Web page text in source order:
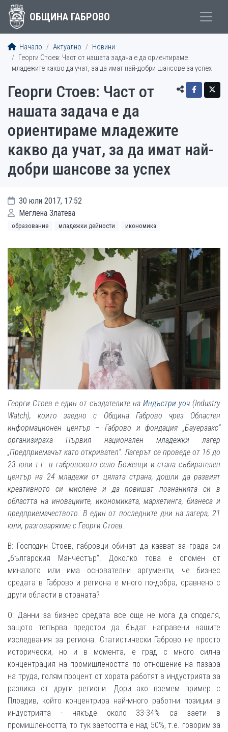
ОБЩИНА ГАБРОВО
Начало Актуално
Новини
Георги Стоев: Част от нашата задача е да ориентираме
младежите какво да учат, за да имат най-добри шансове за успех
Георги Стоев: Част от
нашата задача е да
ориентираме младежите
какво да учат, за да имат най-
добри шансове за успех
30 юли 2017, 17:52
Меглена Златева
образование младежки дейности икономика
Георги Стоев е един от създателите на Индъстри уоч (Industry
Watch), които заедно с Община Габрово чрез Областен
информационен център – Габрово и фондация „Бауерзакс“
организираха Първия национален младежки лагер
„Предприемачът като откривател“. Лагерът се проведе от 16 до
23 юли т.г. в габровското село Боженци и стана събирателен
център на 24 младежи от цялата страна, дошли да развият
креативното си мислене и да повишат познанията си в
областта на иновациите, икономиката, маркетинга, бизнеса и
предприемачеството. В един от последните дни на лагера, 21
юли, разговаряхме с Георги Стоев.
В: Господин Стоев, габровци обичат да казват за града си
„българския Манчестър“. Доколко това е спомен от
миналото или има основателни аргументи, че бизнес
средата в Габрово и региона е много по-добра, сравнено с
други области в страната?
О: Данни за бизнес средата все още не мога да споделя,
защото тепърва предстои да бъдат направени нашите
изследвания за региона. Статистически Габрово не просто
исторически, но и в момента, е град с много силна
концентрация на промишлеността по отношение на пазара
на труда, голям процент от хората работят в индустрията за
разлика от други региони. Дори ако вземем пример с
Пловдив, който концентрира най-много работни позиции в
индустрията - някъде около 33-34% са заети в
промишлеността, то тук заетостта е над 50%, т.е. говорим за